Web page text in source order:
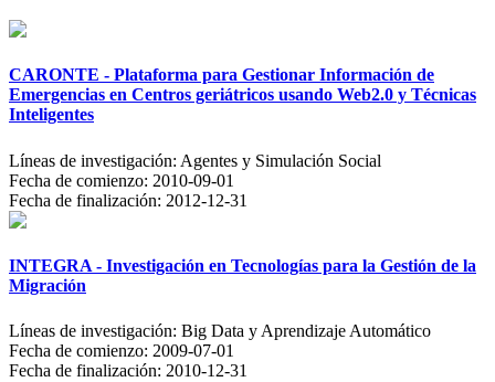
CARONTE - Plataforma para Gestionar Información de
Emergencias en Centros geriátricos usando Web2.0 y Técnicas
Inteligentes
Líneas de investigación: Agentes y Simulación Social
Fecha de comienzo: 2010-09-01
Fecha de finalización: 2012-12-31
INTEGRA - Investigación en Tecnologías para la Gestión de la
Migración
Líneas de investigación: Big Data y Aprendizaje Automático
Fecha de comienzo: 2009-07-01
Fecha de finalización: 2010-12-31